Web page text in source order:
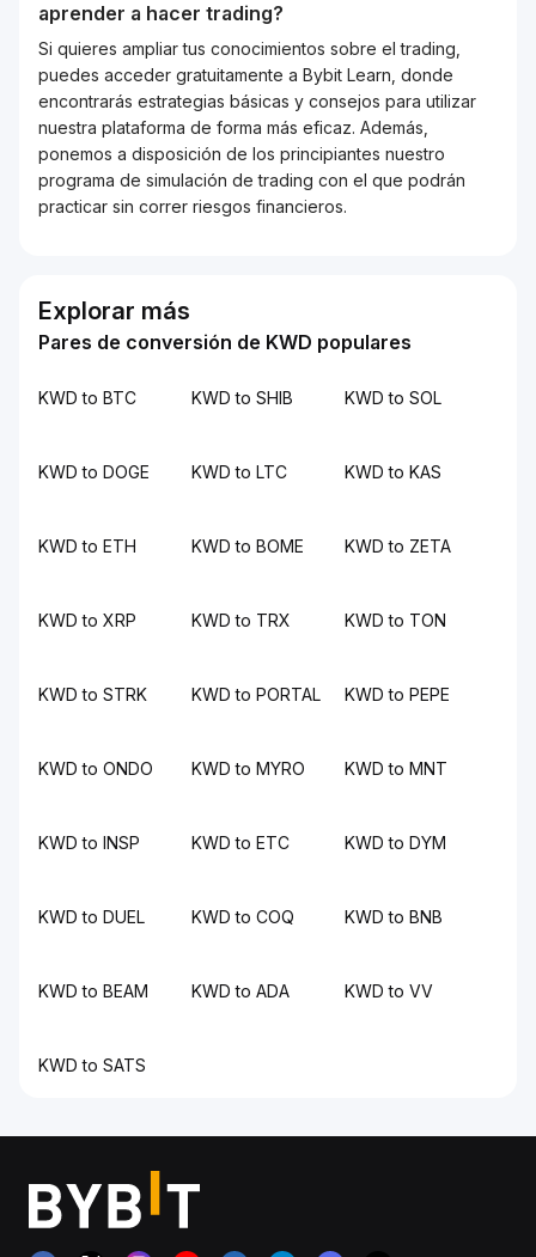
aprender a hacer trading?
Si quieres ampliar tus conocimientos sobre el trading,
puedes acceder gratuitamente a Bybit Learn, donde
encontrarás estrategias básicas y consejos para utilizar
nuestra plataforma de forma más eficaz. Además,
ponemos a disposición de los principiantes nuestro
programa de simulación de trading con el que podrán
practicar sin correr riesgos financieros.
Explorar más
Pares de conversión de KWD populares
KWD to BTC KWD to SHIB KWD to SOL
KWD to DOGE KWD to LTC KWD to KAS
KWD to ETH KWD to BOME KWD to ZETA
KWD to XRP KWD to TRX KWD to TON
KWD to STRK KWD to PORTAL KWD to PEPE
KWD to ONDO KWD to MYRO KWD to MNT
KWD to INSP KWD to ETC KWD to DYM
KWD to DUEL KWD to COQ KWD to BNB
KWD to BEAM KWD to ADA KWD to VV
KWD to SATS